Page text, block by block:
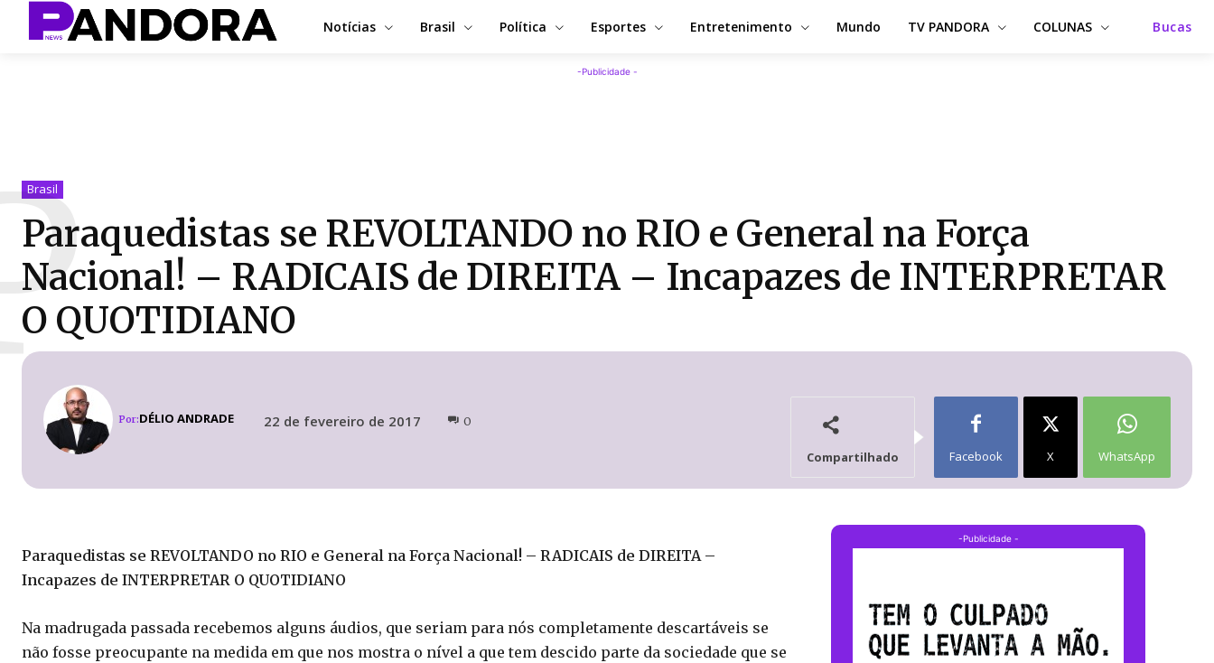
Notícias Brasil Política Esportes Entretenimento Mundo TV PANDORA COLUNAS Bucas
-Publicidade -
Brasil
Paraquedistas se REVOLTANDO no RIO e General na Força
Nacional! – RADICAIS de DIREITA – Incapazes de INTERPRETAR
O QUOTIDIANO
Por:DÉLIO ANDRADE 22 de fevereiro de 2017 0
Compartilhado Facebook X WhatsApp
Paraquedistas se REVOLTANDO no RIO e General na Força Nacional! – RADICAIS de DIREITA –
Incapazes de INTERPRETAR O QUOTIDIANO
Na madrugada passada recebemos alguns áudios, que seriam para nós completamente descartáveis se
não fosse preocupante na medida em que nos mostra o nível a que tem descido parte da sociedade que se
-Publicidade -